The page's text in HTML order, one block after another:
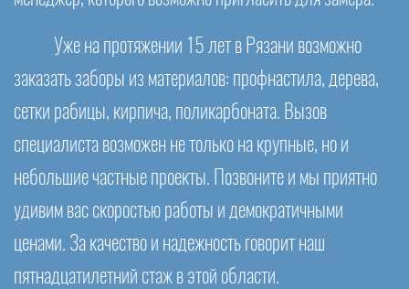
Уже на протяжении 15 лет в Рязани возможно
заказать заборы из материалов: профнастила, дерева,
сетки рабицы, кирпича, поликарбоната. Вызов
специалиста возможен не только на крупные, но и
небольшие частные проекты. Позвоните и мы приятно
удивим вас скоростью работы и демократичными
ценами. За качество и надежность говорит наш
пятнадцатилетний стаж в этой области.